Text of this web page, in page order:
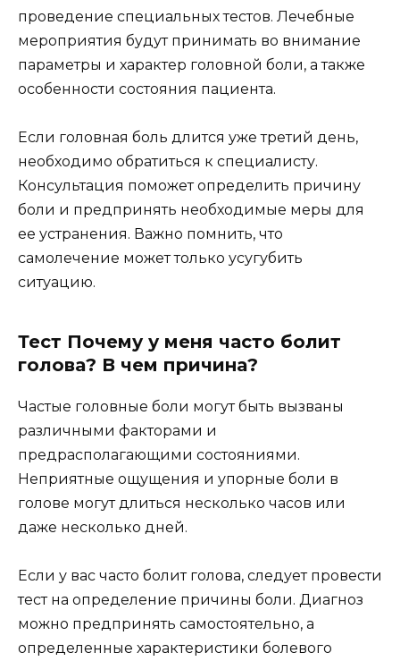
проведение специальных тестов. Лечебные
мероприятия будут принимать во внимание
параметры и характер головной боли, а также
особенности состояния пациента.
Если головная боль длится уже третий день,
необходимо обратиться к специалисту.
Консультация поможет определить причину
боли и предпринять необходимые меры для
ее устранения. Важно помнить, что
самолечение может только усугубить
ситуацию.
Тест Почему у меня часто болит
голова? В чем причина?
Частые головные боли могут быть вызваны
различными факторами и
предрасполагающими состояниями.
Неприятные ощущения и упорные боли в
голове могут длиться несколько часов или
даже несколько дней.
Если у вас часто болит голова, следует провести
тест на определение причины боли. Диагноз
можно предпринять самостоятельно, а
определенные характеристики болевого